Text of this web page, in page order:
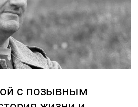
с позывным